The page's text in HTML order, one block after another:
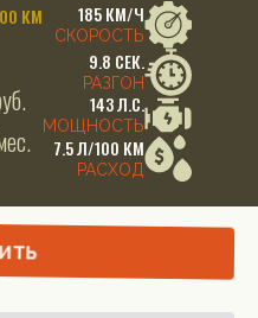
КМ 185 КМ/Ч
СКОРОСТЬ
9.8 СЕК.
РАЗГОН
143 Л.С.
МОЩНОСТЬ
7.5 Л/100 КМ
РАСХОД